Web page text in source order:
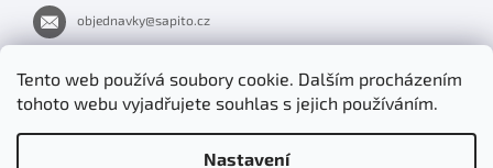
Tento web používá soubory cookie. Dalším procházením
tohoto webu vyjadřujete souhlas s jejich používáním.
Nastavení
objednavky@sapito.cz
Novinky v Šapitu